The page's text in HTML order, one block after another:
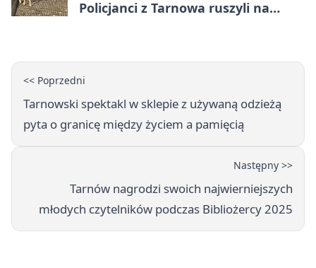
Policjanci z Tarnowa ruszyli na
<< Poprzedni
Tarnowski spektakl w sklepie z używaną odzieżą
pyta o granicę między życiem a pamięcią
Następny >>
Tarnów nagrodzi swoich najwierniejszych
młodych czytelników podczas Bibliożercy 2025